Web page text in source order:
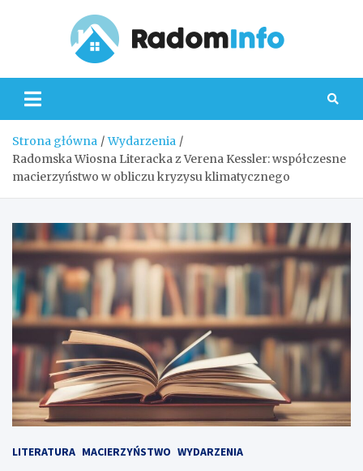
Strona główna
Wydarzenia
Radomska Wiosna Literacka z Verena Kessler: współczesne
macierzyństwo w obliczu kryzysu klimatycznego
LITERATURA MACIERZYŃSTWO WYDARZENIA